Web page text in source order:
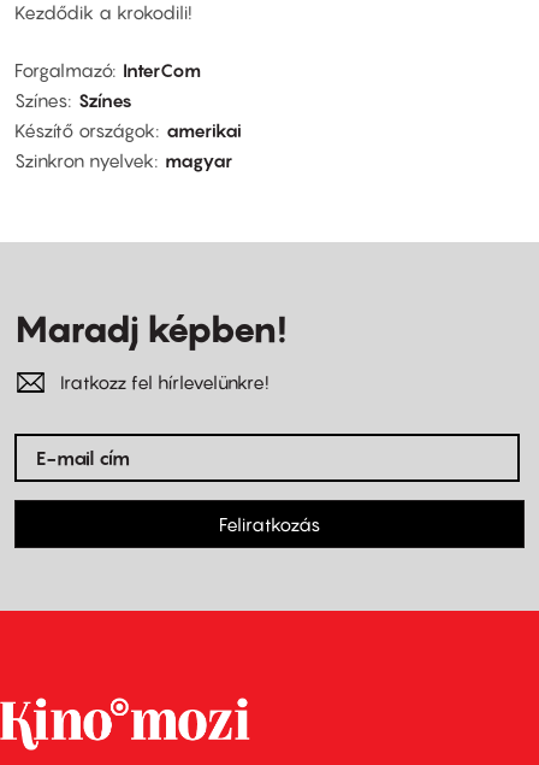
Kezdődik a krokodili!
Forgalmazó InterCom
Színes Színes
Készítő országok
amerikai
Szinkron nyelvek
magyar
Maradj képben!
Iratkozz fel hírlevelünkre!
Feliratkozás